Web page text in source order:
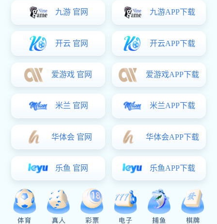
直挂云
帆济沧
海
——访
股份有
限公司
董事长
杜胜勇
引 言
东海波涌，海鸥翻飞。
浙江温州有着“中国锁都”之称，在其迅速崛起的平阳滨海新
工业区中，镶嵌着一颗熠熠生辉的宝石——钜士安防。在这
座占地面积达 15 亩的锁具产业园中，现代化的制锁厂房、